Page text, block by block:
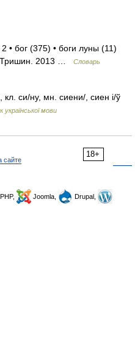
бог (375) • боги луны (11)
Тришин. 2013 …
Словарь
си/ну, мн. сиени/, сиен і/ў
мови
18+
сайте
Joomla,
Drupal,